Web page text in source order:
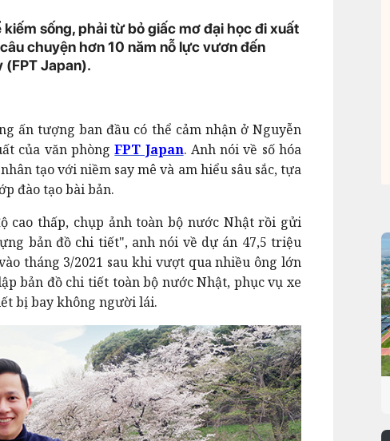
sống, phải từ bỏ giấc mơ đại học đi xuất
chuyện hơn 10 năm nỗ lực vươn đến
(FPT Japan).
ấn tượng ban đầu có thể cảm nhận ở Nguyễn
của văn phòngFPT Japan. Anh nói về số hóa
tạo với niềm say mê và am hiểu sâu sắc, tựa
đào tạo bài bản.
cao thấp, chụp ảnh toàn bộ nước Nhật rồi gửi
bản đồ chi tiết", anh nói về dự án 47,5 triệu
tháng 3/2021 sau khi vượt qua nhiều ông lớn
bản đồ chi tiết toàn bộ nước Nhật, phục vụ xe
bị bay không người lái.